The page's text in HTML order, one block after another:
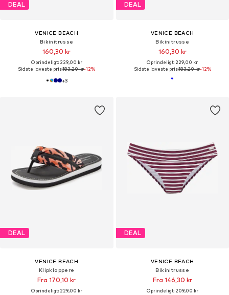
DEAL
VENICE BEACH
Bikinitrusse
160,30 kr
Oprindeligt: 229,00 kr
Sidste laveste pris:183,20 kr-12%
+3
DEAL
VENICE BEACH
Bikinitrusse
160,30 kr
Oprindeligt: 229,00 kr
Sidste laveste pris:183,20 kr-12%
DEAL
VENICE BEACH
Klipklappere
Fra 170,10 kr
Oprindeligt: 229,00 kr
DEAL
VENICE BEACH
Bikinitrusse
Fra 146,30 kr
Oprindeligt: 209,00 kr